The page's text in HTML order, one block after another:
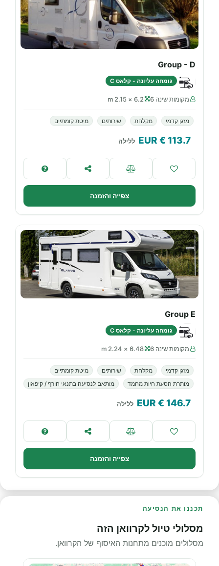
Group - D
גומחה עליונה - קלאס C
מקומות שינה 6 6.2 × 2.15 m
מזגן קדמי מקלחת שירותים מיטת קומתיים
113.7
€ EUR ללילה
צפייה והזמנה
Group E
גומחה עליונה - קלאס C
מקומות שינה 6 6.48 × 2.24 m
מזגן קדמי מקלחת שירותים
מיטת קומתיים
מותרת הסעת חיות מחמד
מותאם לנסיעה בתנאי חורף / קיפאון
146.7
€ EUR ללילה
צפייה והזמנה
תכננו את הנסיעה
מסלולי טיול לקרוואן הזה
מסלולים מוכנים מתחנות האיסוף של הקרוואן.